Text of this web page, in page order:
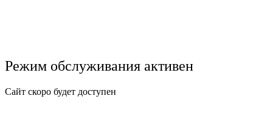
Режим обслуживания активен
Сайт скоро будет доступен